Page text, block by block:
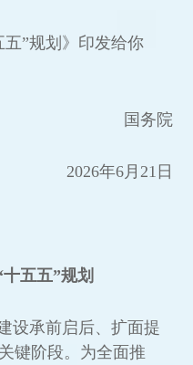
”规划》印发给你
国务院
2026年6月21日
五五”规划
设承前启后、扩面提
键阶段。为全面推